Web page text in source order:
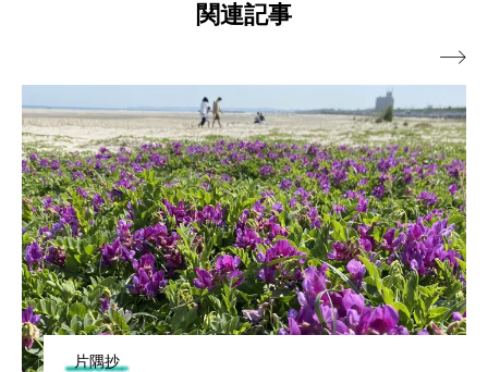
関連記事
片隅抄
